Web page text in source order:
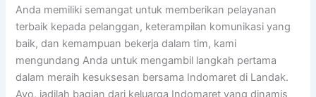
Anda memiliki semangat untuk memberikan pelayanan
terbaik kepada pelanggan, keterampilan komunikasi yang
baik, dan kemampuan bekerja dalam tim, kami
mengundang Anda untuk mengambil langkah pertama
dalam meraih kesuksesan bersama Indomaret di Landak.
Ayo, jadilah bagian dari keluarga Indomaret yang dinamis